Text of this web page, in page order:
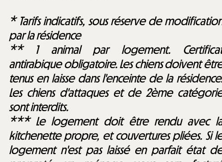
* Tarifs indicatifs, sous réserve de
par la résidence
** 1 animal par logement.
antirabique obligatoire. Les chiens doivent
tenus en laisse dans l'enceinte de la
Les chiens d'attaques et de 2ème
sont interdits.
*** Le logement doit être rendu avec
kitchenette propre, et couvertures pliées. Si
logement n'est pas laissé en parfait état